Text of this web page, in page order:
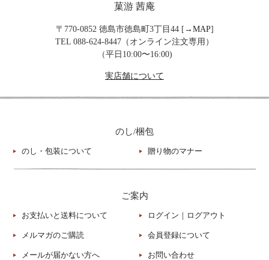
菓游 茜庵
〒770-0852 徳島市徳島町3丁目44 [→ MAP]
TEL 088-624-8447（オンライン注文専用）
（平日10:00〜16:00)
実店舗について
のし/梱包
のし・包装について 贈り物のマナー
ご案内
お支払いと送料について ログイン ｜ ログアウト
メルマガのご購読 会員登録について
メールが届かない方へ お問い合わせ